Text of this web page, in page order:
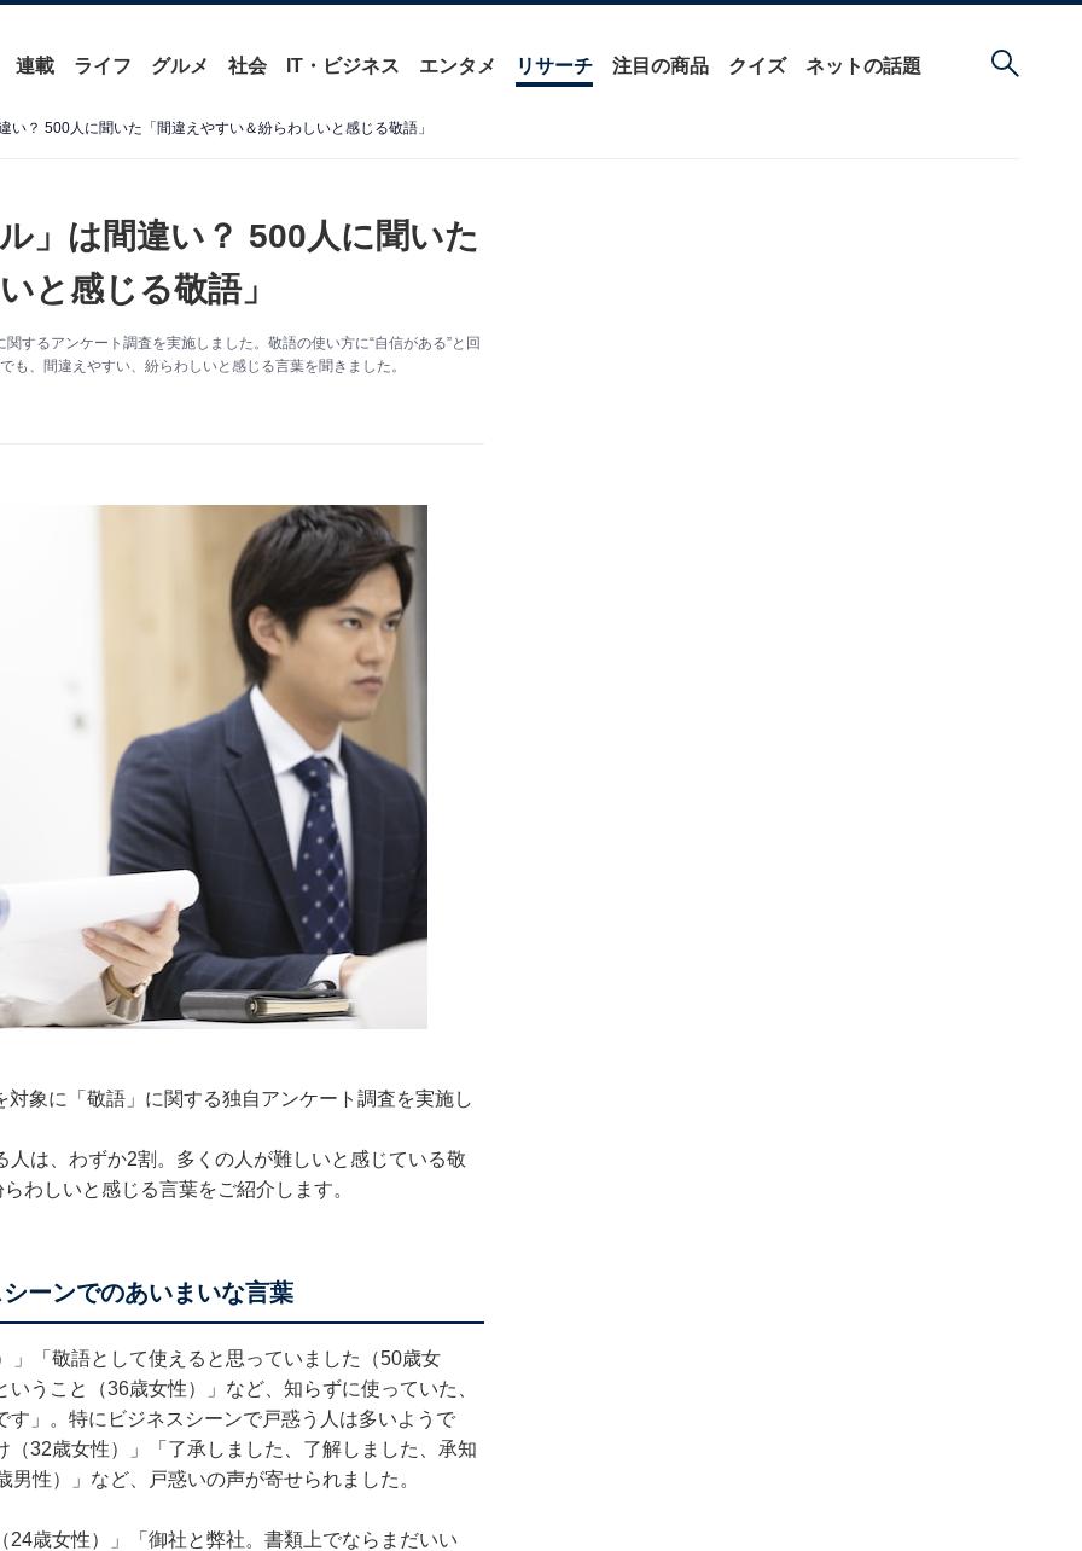
連載 ライフ グルメ 社会 IT・ビジネス エンタメ リサーチ 注目の商品 クイズ ネットの話題
い？ 500人に聞いた「間違えやすい＆紛らわしいと感じる敬語」
」は間違い？ 500人に聞いた
と感じる敬語」
するアンケート調査を実施しました。敬語の使い方に“自信がある”と回
、間違えやすい、紛らわしいと感じる言葉を聞きました。
象に「敬語」に関する独自アンケート調査を実施し
人は、わずか2割 。多くの人が難しいと感じている敬
わしいと感じる言葉をご紹介します。
ーンでのあいまいな言葉
「敬語として使えると思っていました（50歳女
うこと（36歳女性）」など、知らずに使っていた、
」。特にビジネスシーンで戸惑う人は多いようで
32歳女性）」「了承しました、了解しました、承知
性）」など、戸惑いの声が寄せられました。
歳女性）」「御社と弊社。書類上でならまだいい